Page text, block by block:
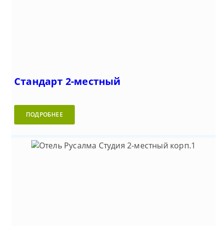
Стандарт 2-местный
ПОДРОБНЕЕ